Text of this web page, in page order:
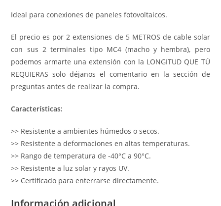
Ideal para conexiones de paneles fotovoltaicos.
El precio es por 2 extensiones de 5 METROS de cable solar
con sus 2 terminales tipo MC4 (macho y hembra), pero
podemos armarte una extensión con la LONGITUD QUE TÚ
REQUIERAS solo déjanos el comentario en la sección de
preguntas antes de realizar la compra.
Características:
>> Resistente a ambientes húmedos o secos.
>> Resistente a deformaciones en altas temperaturas.
>> Rango de temperatura de -40°C a 90°C.
>> Resistente a luz solar y rayos UV.
>> Certificado para enterrarse directamente.
Información adicional